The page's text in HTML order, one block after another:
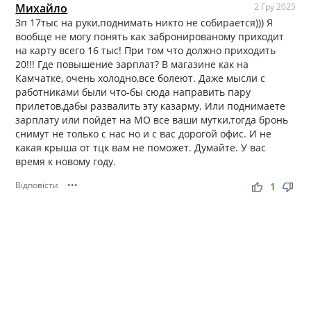
Михайло 2 Гру 2025
Зп 17тыс на руки,поднимать никто не собирается))) Я
вообще не могу понять как забронированому приходит
на карту всего 16 тыс! При том что должно приходить
20!!! Где повышение зарплат? В магазине как на
Камчатке, очень холодно,все болеют. Даже мысли с
работниками были что-бы сюда направить пару
прилетов,дабы развалить эту казарму. Или поднимаете
зарплату или пойдет на МО все ваши мутки,тогда бронь
снимут не только с нас но и с вас дорогой офис. И не
какая крыша от тцк вам не поможет. Думайте. У вас
время к новому году.
Відповісти ••• thumb_up thumb_down
1